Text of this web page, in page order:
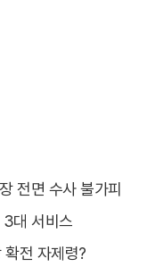
전면 수사 불가피
대 서비스
전 자제령?